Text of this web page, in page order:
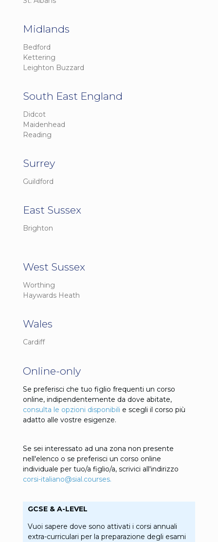
Midlands
Bedford
Kettering
Leighton Buzzard
South East England
Didcot
Maidenhead
Reading
Surrey
Guildford
East Sussex
Brighton
West Sussex
Worthing
Haywards Heath
Wales
Cardiff
Online-only
Se preferisci che tuo figlio frequenti un corso
online, indipendentemente da dove abitate,
consulta le opzioni disponibili e scegli il corso più
adatto alle vostre esigenze.
Se sei interessato ad una zona non presente
nell'elenco o se preferisci un corso online
individuale per tuo/a figlio/a, scrivici all'indirizzo
corsi-italiano@sial.courses.
GCSE & A-LEVEL
Vuoi sapere dove sono attivati i corsi annuali
extra-curriculari per la preparazione degli esami